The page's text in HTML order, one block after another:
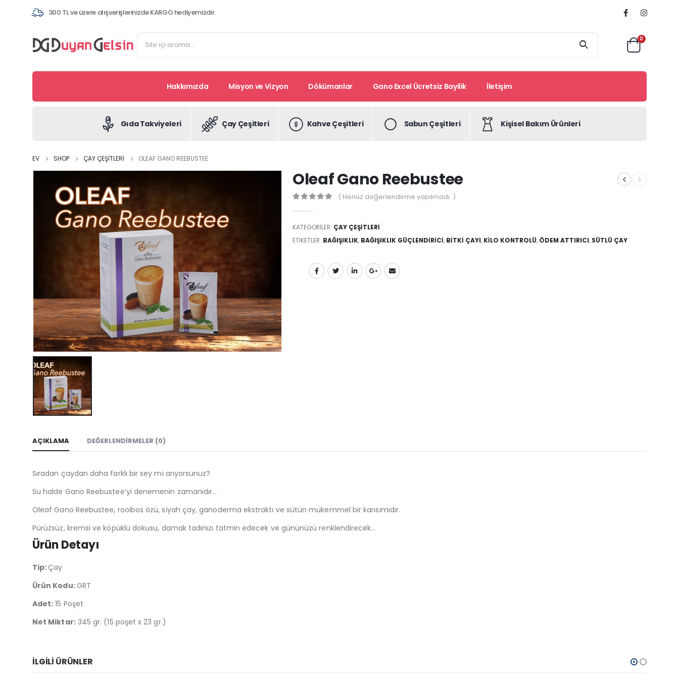
300 TL ve üzere alışverişlerinizde KARGO hediyemizdir.
0
Hakkımızda Misyon ve Vizyon Dökümanlar Gano Excel Ücretsiz Bayilik İletişim
Gıda Takviyeleri Çay Çeşitleri Kahve Çeşitleri Sabun Çeşitleri Kişisel Bakım Ürünleri
EV SHOP ÇAY ÇEŞITLERI OLEAF GANO REEBUSTEE
Oleaf Gano Reebustee
( Henüz değerlendirme yapılmadı. )
KATEGORILER: ÇAY ÇEŞITLERI
ETIKETLER: BAĞIŞIKLIK, BAĞIŞIKLIK GÜÇLENDIRICI, BITKI ÇAYI, KILO KONTROLÜ, ÖDEM ATTIRICI, SÜTLÜ ÇAY
AÇIKLAMA DEĞERLENDIRMELER (0)
Sıradan çaydan daha farklı bir sey mi arıyorsunuz?
Su halde Gano Reebustee’yi denemenin zamanıdır…
Oleaf Gano Reebustee, rooibos özü, siyah çay, ganoderma ekstraktı ve sütün mükemmel bir karısımıdır.
Pürüzsüz, kremsi ve köpüklü dokusu, damak tadınızı tatmin edecek ve gününüzü renklendirecek…
Ürün Detayı
Tip:Çay
Ürün Kodu:GRT
Adet: 15 Poşet
Net Miktar:345 gr. (15 poşet x 23 gr.)
İLGILI ÜRÜNLER